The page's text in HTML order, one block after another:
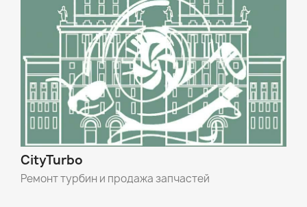
CityTurbo
Ремонт турбин и продажа запчастей